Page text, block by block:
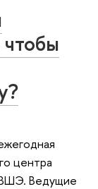
центра
ВШЭ. Ведущие